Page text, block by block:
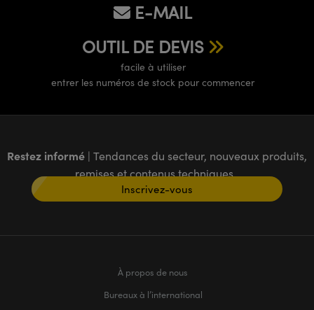
E-MAIL
OUTIL DE DEVIS
facile à utiliser
entrer les numéros de stock pour commencer
Restez informé | Tendances du secteur, nouveaux produits,
remises et contenus techniques
Inscrivez-vous
À propos de nous
Bureaux à l’international